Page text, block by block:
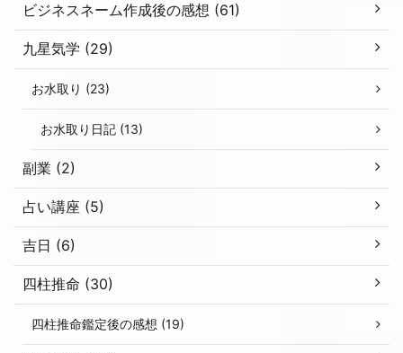
ビジネスネーム作成後の感想 (61)
九星気学 (29)
お水取り (23)
お水取り日記 (13)
副業 (2)
占い講座 (5)
吉日 (6)
四柱推命 (30)
四柱推命鑑定後の感想 (19)